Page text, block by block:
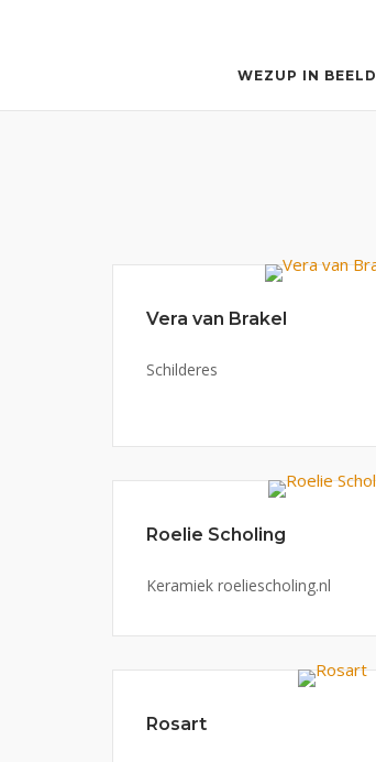
WEZUP IN BEELD
Vera van Brakel
Schilderes
Roelie Scholing
Keramiek roeliescholing.nl
Rosart